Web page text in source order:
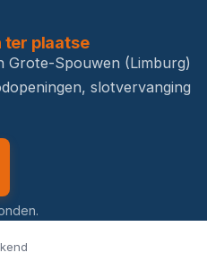
ter plaatse
Grote-Spouwen (Limburg)
slotvervanging